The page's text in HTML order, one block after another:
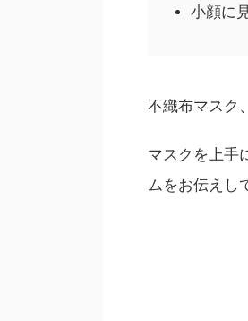
小顔に
不織布マスク
マスクを上手
ムをお伝えし